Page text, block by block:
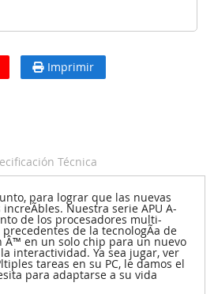
Imprimir
Técnica
para lograr que las nuevas
Nuestra serie APU A-
de los procesadores multi-
de la tecnologÃ­a de
Â™ en un solo chip para un nuevo
interactividad. Ya sea jugar, ver
tareas en su PC, le damos el
para adaptarse a su vida